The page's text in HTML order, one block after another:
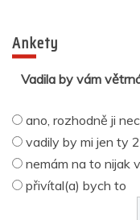
Ankety
Vadila by vám
ano, rozhodně ji
vadily by mi jen ty
nemám na to nijak
přivítal(a) bych to